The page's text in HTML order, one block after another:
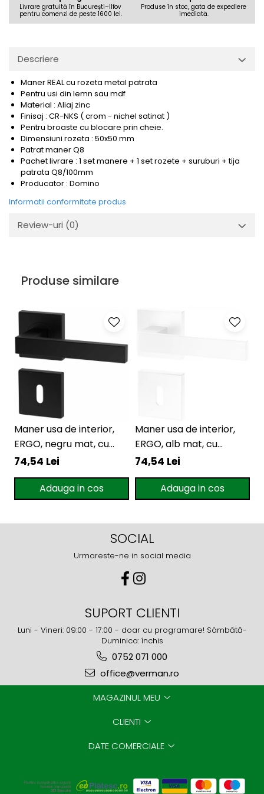
Livrare gratuită în București–Ilfov
pentru comenzi de peste 1600 lei.
Produse în stoc, gata de expediere
imediată.
Descriere
Maner REAL cu rozeta metal patrata
Pentru usi din lemn sau mdf
Material : Aliaj zinc
Finisaj : CR-NKS ( crom - nichel satinat )
Pentru broaste cu blocare prin cheie.
Dimensiuni rozeta : 50x50 mm
Patrat maner Q8
Pachet livrare : 1 set manere + 1 set rozete + suruburi + tija
patrata Q8/100mm
Producator : Domino
Informatii conformitate produs
Review-uri (0)
Produse similare
Maner usa de interior,
ERGO, negru mat, cu
rozeta cheie
74,54 Lei
Adauga in cos
Maner usa de interior,
ERGO, alb mat, cu
rozeta cheie
74,54 Lei
Adauga in cos
SOCIAL
Urmareste-ne in social media
SUPORT CLIENTI
Luni - Vineri: 09:00 - 17:00 - doar cu programare! Sâmbătă-
Duminica: închis
0752 071 000
office@verman.ro
MAGAZINUL MEU
CLIENTI
DATE COMERCIALE